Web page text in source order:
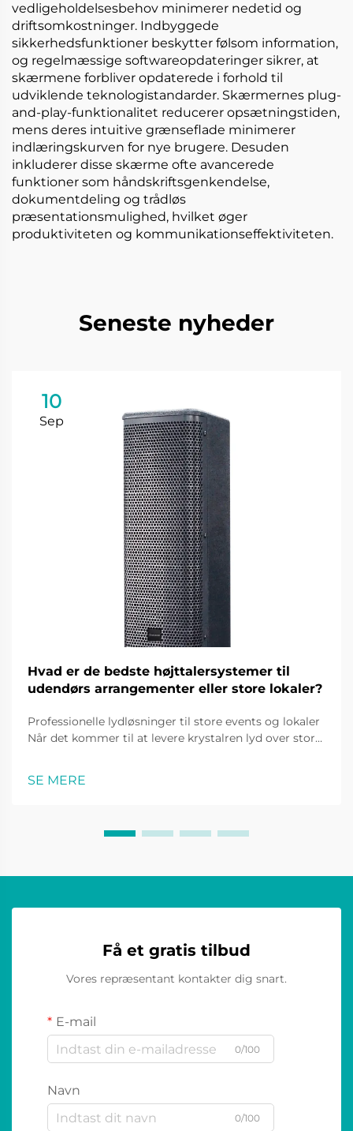
vedligeholdelsesbehov minimerer nedetid og
driftsomkostninger. Indbyggede
sikkerhedsfunktioner beskytter følsom information,
og regelmæssige softwareopdateringer sikrer, at
skærmene forbliver opdaterede i forhold til
udviklende teknologistandarder. Skærmernes plug-
and-play-funktionalitet reducerer opsætningstiden,
mens deres intuitive grænseflade minimerer
indlæringskurven for nye brugere. Desuden
inkluderer disse skærme ofte avancerede
funktioner som håndskriftsgenkendelse,
dokumentdeling og trådløs
præsentationsmulighed, hvilket øger
produktiviteten og kommunikationseffektiviteten.
Seneste nyheder
10
Sep
Hvad er de bedste højttalersystemer til
udendørs arrangementer eller store lokaler?
Professionelle lydløsninger til store events og lokaler
Når det kommer til at levere krystalren lyd over store
lydoplevelse. Fra musikfestivaler og sport...
SE MERE
Få et gratis tilbud
Vores repræsentant kontakter dig snart.
E-mail
0/100
Navn
0/100